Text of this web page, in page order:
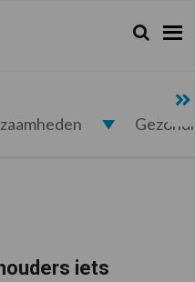
Zoeken...
Zoek
iets